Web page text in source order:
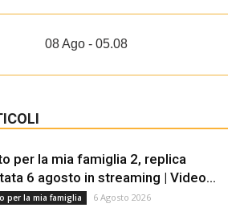
08 Ago - 05.08
per la mia famiglia 2, replica
6 agosto in streaming | Video...
per la mia famiglia 6 Agosto 2026